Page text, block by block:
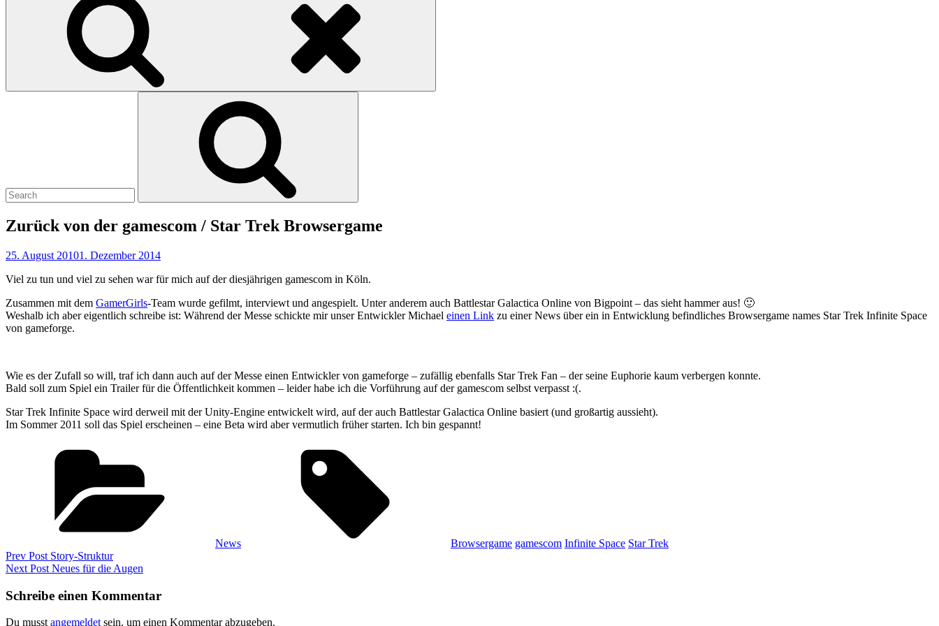
Zurück von der gamescom / Star Trek Browsergame
25. August 20101. Dezember 2014
Viel zu tun und viel zu sehen war für mich auf der diesjährigen gamescom in Köln.
Zusammen mit dem GamerGirls-Team wurde gefilmt, interviewt und angespielt. Unter anderem auch Battlestar Galactica Online von Bigpoint – das sieht hammer aus! 🙂
Weshalb ich aber eigentlich schreibe ist: Während der Messe schickte mir unser Entwickler Michael einen Link zu einer News über ein in Entwicklung befindliches Browsergame names Star Trek Infinite Space
von gameforge.
Wie es der Zufall so will, traf ich dann auch auf der Messe einen Entwickler von gameforge – zufällig ebenfalls Star Trek Fan – der seine Euphorie kaum verbergen konnte.
Bald soll zum Spiel ein Trailer für die Öffentlichkeit kommen – leider habe ich die Vorführung auf der gamescom selbst verpasst :(.
Star Trek Infinite Space wird derweil mit der Unity-Engine entwickelt wird, auf der auch Battlestar Galactica Online basiert (und großartig aussieht).
Im Sommer 2011 soll das Spiel erscheinen – eine Beta wird aber vermutlich früher starten. Ich bin gespannt!
News Browsergame gamescom Infinite Space Star Trek
Beitragsnavigation
Previous
Post
Prev Post Story-Struktur
Next
Next Post Neues für die Augen
Schreibe einen Kommentar
Du musst angemeldet sein, um einen Kommentar abzugeben.